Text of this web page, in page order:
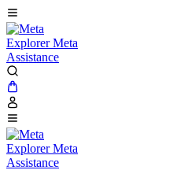
Explorer Meta
Assistance
Explorer Meta
Assistance